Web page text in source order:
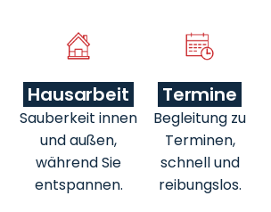
Hausarbeit
Sauberkeit innen
und außen,
während Sie
entspannen.
Termine
Begleitung zu
Terminen,
schnell und
reibungslos.